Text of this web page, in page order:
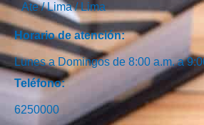
Ate /Lima /Lima
Horario de atención:
Lunes a Domingos de 8:00 a.m. a
Teléfono:
6250000